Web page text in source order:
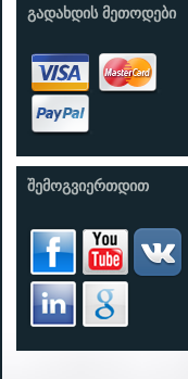
ᲒᲐᲓᲐᲮᲓᲘᲡ ᲛᲔᲗᲝᲓᲔᲑᲘ
ᲨᲔᲛᲝᲒᲕᲘᲔᲠᲗᲓᲘᲗ